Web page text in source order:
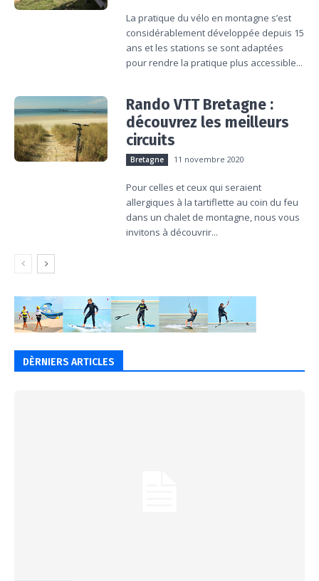
La pratique du vélo en montagne s’est
considérablement développée depuis 15
ans et les stations se sont adaptées
pour rendre la pratique plus accessible...
Rando VTT Bretagne :
découvrez les meilleurs
circuits
Bretagne 11 novembre 2020
Pour celles et ceux qui seraient
allergiques à la tartiflette au coin du feu
dans un chalet de montagne, nous vous
invitons à découvrir...
DÈRNIERS ARTICLES